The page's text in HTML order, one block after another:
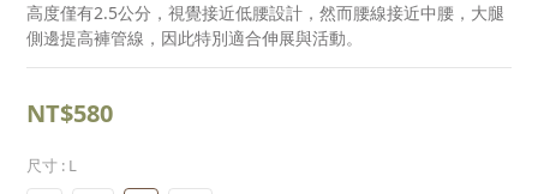
高度僅有2.5公分，視覺接近低腰設計，然而腰線接近中腰，大腿
側邊提高褲管線，因此特別適合伸展與活動。
NT$580
尺寸 : L